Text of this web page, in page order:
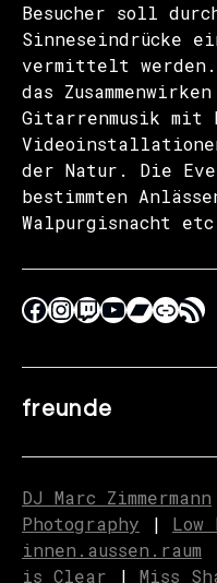
Besucher soll
Sinneseindrücke
vermittelt
das
Gitarrenmusik mit
Videoinstallationen
der Natur. Die
bestimmten
Walpurgisnacht
freunde
DJ Marc Zimmermann
Photography | Low
innen.aussen.raum
is Clear | Miss